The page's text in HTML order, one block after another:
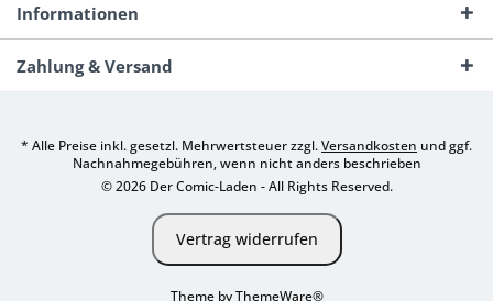
Informationen
Zahlung & Versand
* Alle Preise inkl. gesetzl. Mehrwertsteuer zzgl.Versandkosten und ggf.
Nachnahmegebühren, wenn nicht anders beschrieben
© 2026 Der Comic-Laden - All Rights Reserved.
Vertrag widerrufen
Theme byThemeWare®